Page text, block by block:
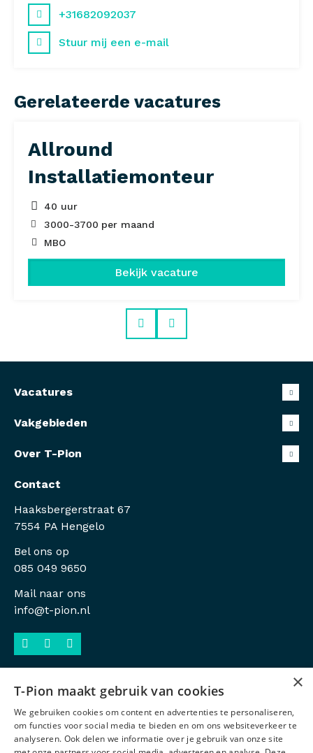
+31682092037
Stuur mij een e-mail
Gerelateerde vacatures
Allround
Installatiemonteur
40 uur
3000-3700 per maand
MBO
Bekijk vacature
Prev
Vacatures
Vakgebieden
Over T-Pion
Contact
Haaksbergerstraat 67
7554 PA Hengelo
Bel ons op
085 049 9650
Mail naar ons
info@t-pion.nl
Sitemap
Privacy
Antidiscriminatiebeleid
×
T-Pion maakt gebruik van cookies
We gebruiken cookies om content en advertenties te personaliseren,
om functies voor social media te bieden en om ons websiteverkeer te
analyseren. Ook delen we informatie over je gebruik van onze site